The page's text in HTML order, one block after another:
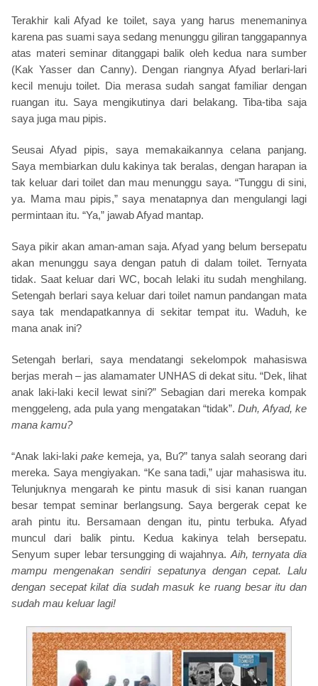
Terakhir kali Afyad ke toilet, saya yang harus menemaninya
karena pas suami saya sedang menunggu giliran tanggapannya
atas materi seminar ditanggapi balik oleh kedua nara sumber
(Kak Yasser dan Canny). Dengan riangnya Afyad berlari-lari
kecil menuju toilet. Dia merasa sudah sangat familiar dengan
ruangan itu. Saya mengikutinya dari belakang. Tiba-tiba saja
saya juga mau pipis.
Seusai Afyad pipis, saya memakaikannya celana panjang.
Saya membiarkan dulu kakinya tak beralas, dengan harapan ia
tak keluar dari toilet dan mau menunggu saya. “Tunggu di sini,
ya. Mama mau pipis,” saya menatapnya dan mengulangi lagi
permintaan itu. “Ya,” jawab Afyad mantap.
Saya pikir akan aman-aman saja. Afyad yang belum bersepatu
akan menunggu saya dengan patuh di dalam toilet. Ternyata
tidak. Saat keluar dari WC, bocah lelaki itu sudah menghilang.
Setengah berlari saya keluar dari toilet namun pandangan mata
saya tak mendapatkannya di sekitar tempat itu. Waduh, ke
mana anak ini?
Setengah berlari, saya mendatangi sekelompok mahasiswa
berjas merah – jas alamamater UNHAS di dekat situ. “Dek, lihat
anak laki-laki kecil lewat sini?” Sebagian dari mereka kompak
menggeleng, ada pula yang mengatakan “tidak”.Duh, Afyad, ke
mana kamu?
“Anak laki-laki pake kemeja, ya, Bu?” tanya salah seorang dari
mereka. Saya mengiyakan. “Ke sana tadi,” ujar mahasiswa itu.
Telunjuknya mengarah ke pintu masuk di sisi kanan ruangan
besar tempat seminar berlangsung. Saya bergerak cepat ke
arah pintu itu. Bersamaan dengan itu, pintu terbuka. Afyad
muncul dari balik pintu. Kedua kakinya telah bersepatu.
Senyum super lebar tersungging di wajahnya. Aih, ternyata dia
mampu mengenakan sendiri sepatunya dengan cepat. Lalu
dengan secepat kilat dia sudah masuk ke ruang besar itu dan
sudah mau keluar lagi!